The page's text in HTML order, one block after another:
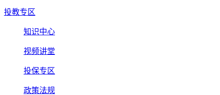
投教专区
知识中心
视频讲堂
投保专区
政策法规